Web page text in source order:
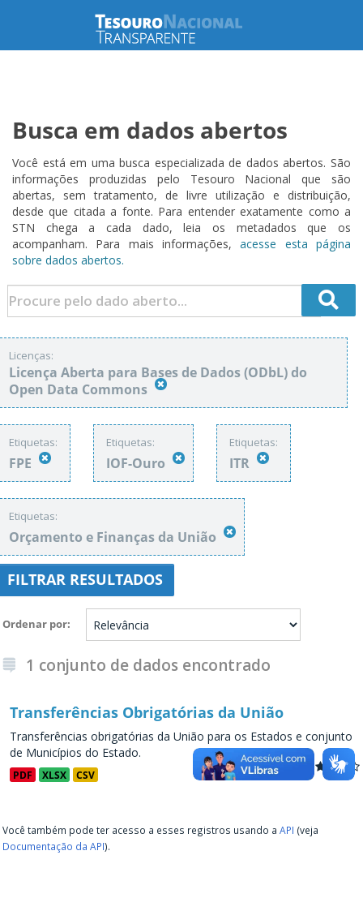
Busca em dados abertos
Você está em uma busca especializada de dados abertos. São
informações produzidas pelo Tesouro Nacional que são
abertas, sem tratamento, de livre utilização e distribuição,
desde que citada a fonte. Para entender exatamente como a
STN chega a cada dado, leia os metadados que os
acompanham. Para mais informações,acesse esta página
sobre dados abertos.
Licenças:
Licença Aberta para Bases de Dados (ODbL) do
Open Data Commons
Etiquetas:
FPE
Etiquetas:
IOF-Ouro
Etiquetas:
ITR
Etiquetas:
Orçamento e Finanças da União
FILTRAR RESULTADOS
Ordenar por
1 conjunto de dados encontrado
Transferências Obrigatórias da União
Transferências obrigatórias da União para os Estados e conjunto
de Municípios do Estado.
PDF XLSX CSV
Você também pode ter acesso a esses registros usando a API (veja
Documentação da API).